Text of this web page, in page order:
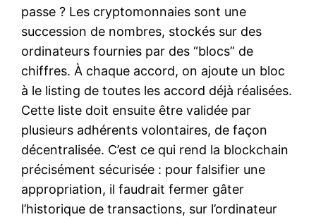
passe ? Les cryptomonnaies sont une
succession de nombres, stockés sur des
ordinateurs fournies par des “blocs” de
chiffres. À chaque accord, on ajoute un bloc
à le listing de toutes les accord déjà réalisées.
Cette liste doit ensuite être validée par
plusieurs adhérents volontaires, de façon
décentralisée. C’est ce qui rend la blockchain
précisément sécurisée : pour falsifier une
appropriation, il faudrait fermer gâter
l’historique de transactions, sur l’ordinateur